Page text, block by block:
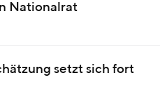
Nationalrat
setzt sich fort